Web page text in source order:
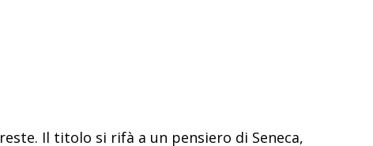
Il titolo si rifà a un pensiero di Seneca,